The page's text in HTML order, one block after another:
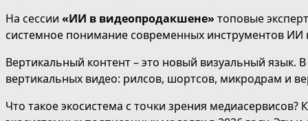
На сессии «ИИ в видеопродакшене» топовые
системное понимание современных инструментов ИИ
Вертикальный контент – это новый визуальный язык.
вертикальных видео: рилсов, шортсов, микродрам и
Что такое экосистема с точки зрения